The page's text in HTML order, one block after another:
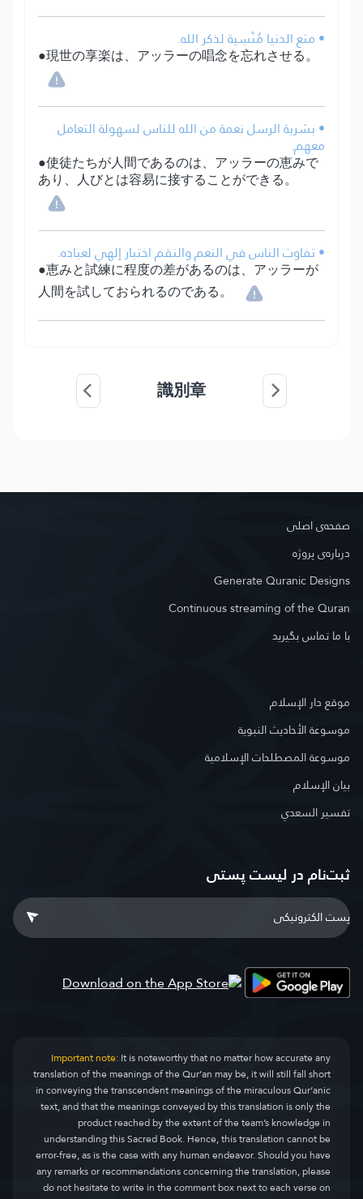
• متع الدنيا مُنْسِية لذكر الله.
●現世の享楽は、アッラーの唱念を忘れさせる。
• بشرية الرسل نعمة من الله للناس لسهولة التعامل
معهم.
●使徒たちが人間であるのは、アッラーの恵みで
あり、人びとは容易に接することができる。
• تفاوت الناس في النعم والنقم اختبار إلهي لعباده.
●恵みと試練に程度の差があるのは、アッラーが
人間を試しておられるのである。
識別章
صفحه‌ى اصلى
درباره‌ى پروژه
Generate Quranic Designs
Continuous streaming of the Quran
با ما تماس بگیرید
موقع دار الإسلام
موسوعة الأحاديث النبوية
موسوعة المصطلحات الإسلامية
بيان الإسلام
تفسير السعدي
ثبت‌نام در ليست پستى
Important note:It is noteworthy that no matter how accurate any
translation of the meanings of the Qur’an may be, it will still fall short
in conveying the transcendent meanings of the miraculous Qur’anic
text, and that the meanings conveyed by this translation is only the
product reached by the extent of the team’s knowledge in
understanding this Sacred Book. Hence, this translation cannot be
error-free, as is the case with any human endeavor. Should you have
any remarks or recommendations concerning the translation, please
do not hesitate to write in the comment box next to each verse on